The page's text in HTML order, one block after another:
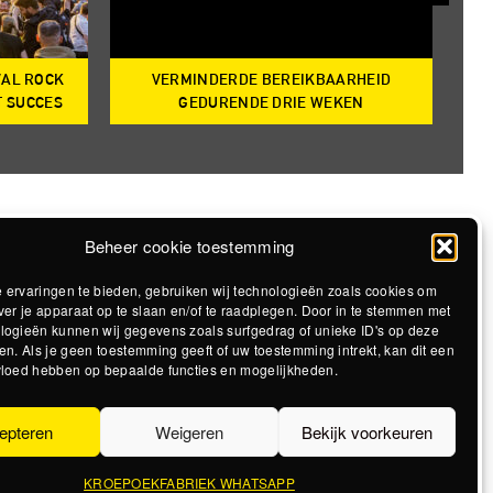
Beheer cookie toestemming
ervaringen te bieden, gebruiken wij technologieën zoals cookies om
je apparaat op te slaan en/of te raadplegen. Door in te stemmen met
kunnen wij gegevens zoals surfgedrag of unieke ID's op deze
Als je geen toestemming geeft of uw toestemming intrekt, kan dit een
hebben op bepaalde functies en mogelijkheden.
Weigeren Bekijk voorkeuren
KROEPOEKFABRIEK WHATSAPP
ROCK
SUCCES
VERMINDERDE BEREIKBAARHEID
GEDURENDE DRIE WEKEN